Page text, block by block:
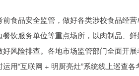
食品安全监管，做好各类涉校食品经
饮服务单位等重点场所，以肉制品、
风险排查。各地市场监管部门全面开
用“互联网 + 明厨亮灶”系统线上巡查